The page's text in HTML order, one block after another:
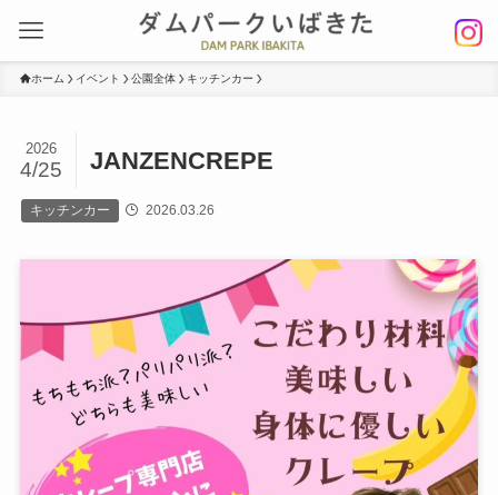
ホーム イベント 公園全体 キッチンカー
JANZENCREPE
2026
4/25
キッチンカー 2026.03.26